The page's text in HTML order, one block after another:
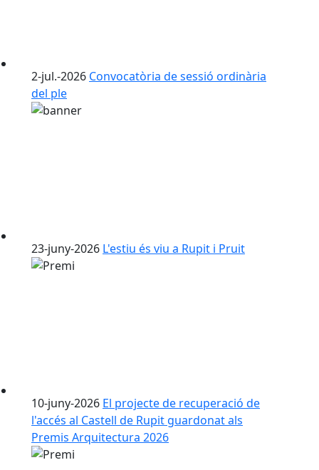
2-jul.-2026 Convocatòria de sessió ordinària
del ple
23-juny-2026 L'estiu és viu a Rupit i Pruit
10-juny-2026 El projecte de recuperació de
l'accés al Castell de Rupit guardonat als
Premis Arquitectura 2026